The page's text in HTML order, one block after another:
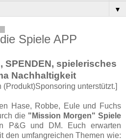
▼
Spiele APP
SPENDEN, spielerisches
Nachhaltigkeit
unterstützt.]
Hase, Robbe, Eule und Fuchs
die "Mission Morgen" Spiele
P&G und DM. Euch erwarten
den umfangreichen Themen wie: